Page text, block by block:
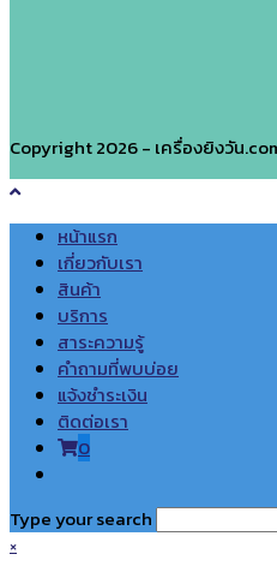
Copyright 2026 - เครื่องยิงวัน
หน้าแรก
เกี่ยวกับเรา
สินค้า
บริการ
สาระความรู้
คำถามที่พบบ่อย
แจ้งชำระเงิน
ติดต่อเรา
0
search
Type your search
×